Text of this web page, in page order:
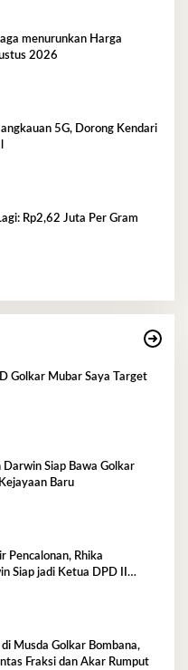
menurunkan Harga
2026
5G, Dorong Kendari
Rp2,62 Juta Per Gram
Golkar Mubar Saya Target
Darwin Siap Bawa Golkar
Baru
Pencalonan, Rhika
Siap jadi Ketua DPD II
Musda Golkar Bombana,
Fraksi dan Akar Rumput